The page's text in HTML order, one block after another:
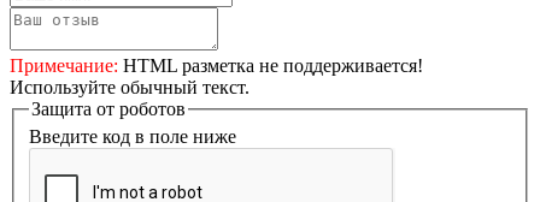
Примечание: HTML разметка не поддерживается!
Используйте обычный текст.
Защита от роботов
Введите код в поле ниже